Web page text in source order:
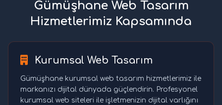
Gümüşhane Web Tasarım
Hizmetlerimiz Kapsamında
Kurumsal Web Tasarım
Gümüşhane kurumsal web tasarım hizmetlerimiz ile
markanızı dijital dünyada güçlendirin. Profesyonel
kurumsal web siteleri ile işletmenizin dijital varlığını